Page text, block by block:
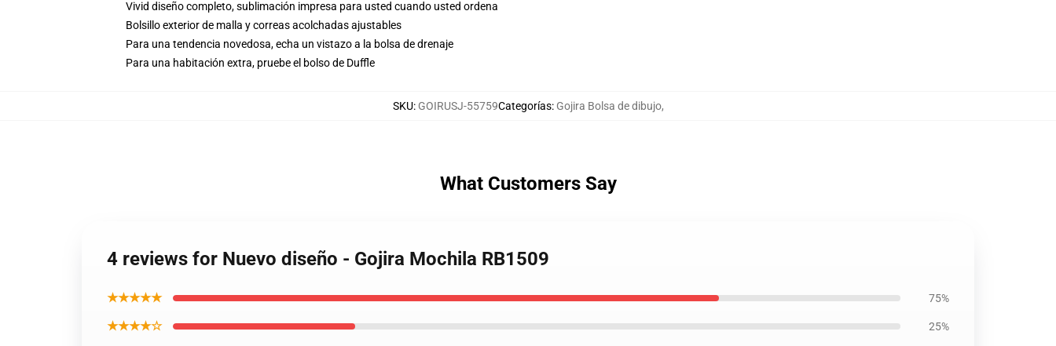
Vivid diseño completo, sublimación impresa para usted cuando usted ordena
Bolsillo exterior de malla y correas acolchadas ajustables
Para una tendencia novedosa, echa un vistazo a la bolsa de drenaje
Para una habitación extra, pruebe el bolso de Duffle
SKU: GOIRUSJ-55759Categorías: Gojira Bolsa de dibujo,
What Customers Say
4 reviews for Nuevo diseño - Gojira Mochila RB1509
★★★★★ 75%
★★★★☆ 25%